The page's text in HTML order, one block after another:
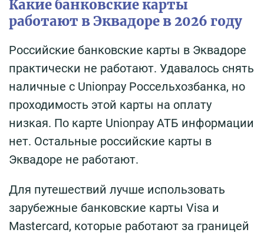
Какие банковские карты
работают в Эквадоре в 2026 году
Российские банковские карты в Эквадоре
практически не работают. Удавалось снять
наличные с Unionpay Россельхозбанка, но
проходимость этой карты на оплату
низкая. По карте Unionpay АТБ информации
нет. Остальные российские карты в
Эквадоре не работают.
Для путешествий лучше использовать
зарубежные банковские карты Visa и
Mastercard, которые работают за границей